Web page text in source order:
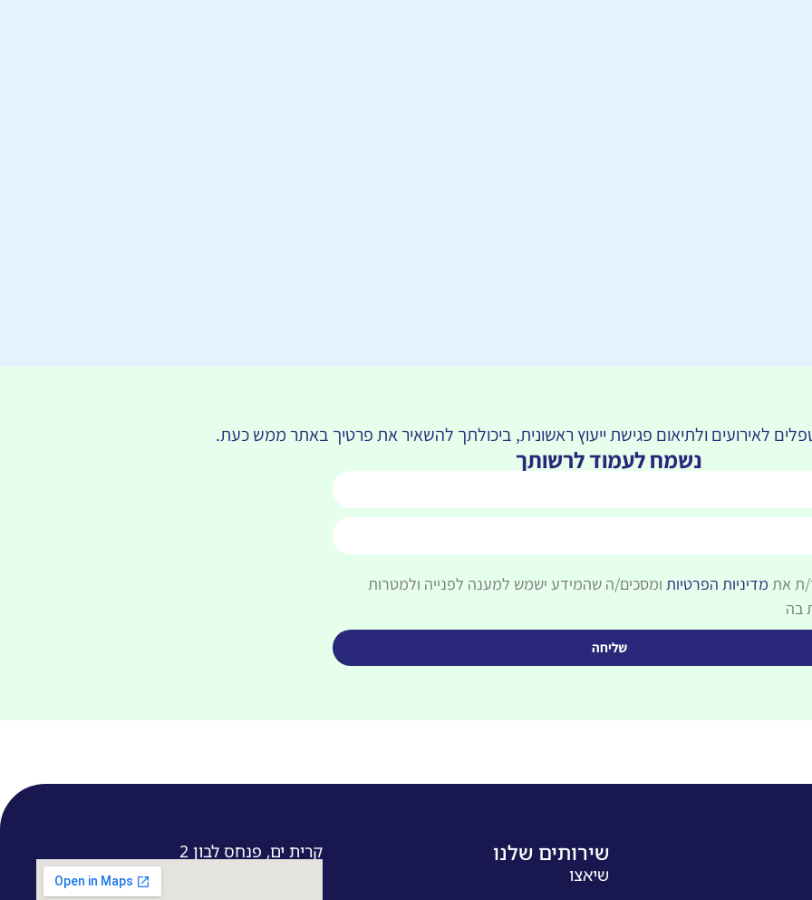
לאירועים ולתיאום פגישת ייעוץ ראשונית, ביכולתך להשאיר את פרטיך באתר ממש כעת.
נשמח לעמוד לרשותך
ת את מדיניות הפרטיות ומסכים/ה שהמידע ישמש למענה לפנייה ולמטרות
בה
שליחה
שירותים שלנו
שיאצו
קרית ים, פנחס לבון 2